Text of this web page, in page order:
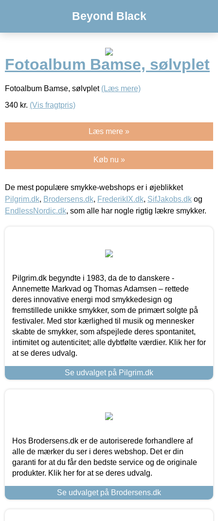
Beyond Black
Fotoalbum Bamse, sølvplet
Fotoalbum Bamse, sølvplet (Læs mere)
340 kr. (Vis fragtpris)
Læs mere »
Køb nu »
De mest populære smykke-webshops er i øjeblikket
Pilgrim.dk, Brodersens.dk, FrederikIX.dk, SifJakobs.dk og
EndlessNordic.dk, som alle har nogle rigtig lækre smykker.
Pilgrim.dk begyndte i 1983, da de to danskere -
Annemette Markvad og Thomas Adamsen – rettede
deres innovative energi mod smykkedesign og
fremstillede unikke smykker, som de primært solgte på
festivaler. Med stor kærlighed til musik og mennesker
skabte de smykker, som afspejlede deres spontanitet,
intimitet og autenticitet; alle dybtfølte værdier. Klik her for
at se deres udvalg.
Se udvalget på Pilgrim.dk
Hos Brodersens.dk er de autoriserede forhandlere af
alle de mærker du ser i deres webshop. Det er din
garanti for at du får den bedste service og de originale
produkter. Klik her for at se deres udvalg.
Se udvalget på Brodersens.dk